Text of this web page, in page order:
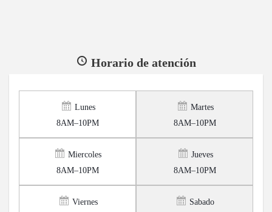
Horario de atención
Lunes
8AM–10PM
Martes
8AM–10PM
Miercoles
8AM–10PM
Jueves
8AM–10PM
Viernes
Sabado